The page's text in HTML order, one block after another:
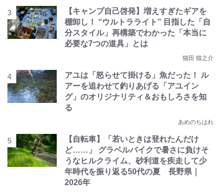
【キャンプ自己啓発】増えすぎたギアを
棚卸し！ “ウルトラライト” 目指した「自
分スタイル」再構築でわかった「本当に
必要な7つの道具」とは
猫田 猫之介
アユは「怒らせて掛ける」魚だった！ ル
アーを追わせて釣りあげる「アユイン
グ」のオリジナリティ＆おもしろさを知
る
あめのちはれ
【自転車】「若いときは登れたんだけ
ど……」 グラベルバイクで暑さに負けそ
うなヒルクライム、砂利道を疾走して少
年時代を振り返る50代の夏 長野県｜
2026年